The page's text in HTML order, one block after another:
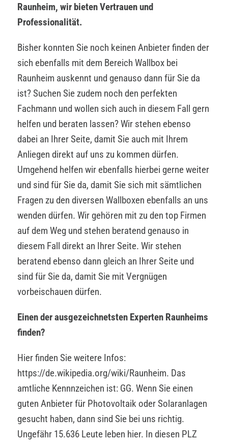
Raunheim, wir bieten Vertrauen und
Professionalität.
Bisher konnten Sie noch keinen Anbieter finden der
sich ebenfalls mit dem Bereich Wallbox bei
Raunheim auskennt und genauso dann für Sie da
ist? Suchen Sie zudem noch den perfekten
Fachmann und wollen sich auch in diesem Fall gern
helfen und beraten lassen? Wir stehen ebenso
dabei an Ihrer Seite, damit Sie auch mit Ihrem
Anliegen direkt auf uns zu kommen dürfen.
Umgehend helfen wir ebenfalls hierbei gerne weiter
und sind für Sie da, damit Sie sich mit sämtlichen
Fragen zu den diversen Wallboxen ebenfalls an uns
wenden dürfen. Wir gehören mit zu den top Firmen
auf dem Weg und stehen beratend genauso in
diesem Fall direkt an Ihrer Seite. Wir stehen
beratend ebenso dann gleich an Ihrer Seite und
sind für Sie da, damit Sie mit Vergnügen
vorbeischauen dürfen.
Einen der ausgezeichnetsten Experten Raunheims
finden?
Hier finden Sie weitere Infos:
https://de.wikipedia.org/wiki/Raunheim. Das
amtliche Kennnzeichen ist: GG. Wenn Sie einen
guten Anbieter für Photovoltaik oder Solaranlagen
gesucht haben, dann sind Sie bei uns richtig.
Ungefähr 15.636 Leute leben hier. In diesen PLZ